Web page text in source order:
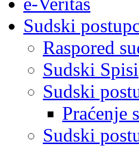
Sudski
Raspored
Sudski Spisi
Sudski
Praćenje
Sudski